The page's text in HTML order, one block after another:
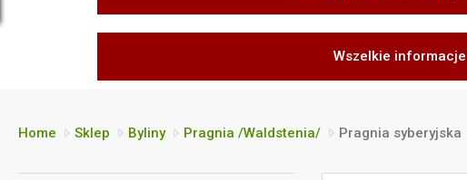
Wszelkie
Home Sklep Byliny Pragnia /Waldstenia/ Pragnia syberyjska